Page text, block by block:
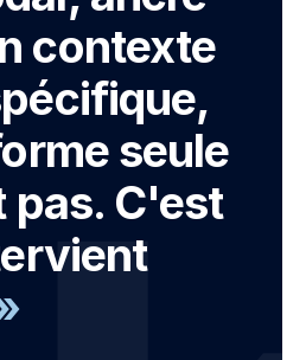
contexte
seule
pas. C'est